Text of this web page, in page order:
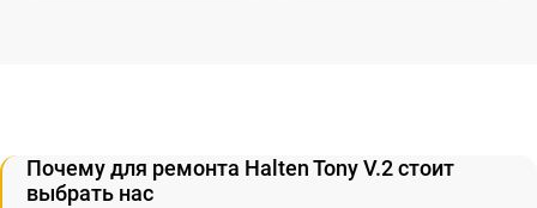
Почему для ремонта Halten Tony V.2 стоит
выбрать нас